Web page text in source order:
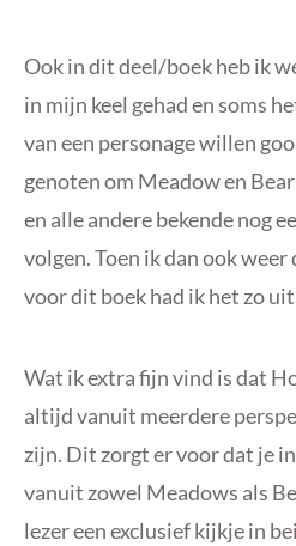
Ook in dit deel/boek heb ik
in mijn keel gehad en soms
van een personage willen
genoten om Meadow en
en alle andere bekende nog
volgen. Toen ik dan ook weer
voor dit boek had ik het zo
Wat ik extra fijn vind is dat
altijd vanuit meerdere
zijn. Dit zorgt er voor dat je
vanuit zowel Meadows als
lezer een exclusief kijkje in